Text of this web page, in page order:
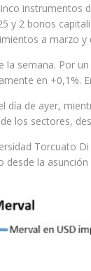
y 2 bonos
a marzo
semana. Por
en +0,1%.
día de ayer,
los sectores,
Torcuato
la